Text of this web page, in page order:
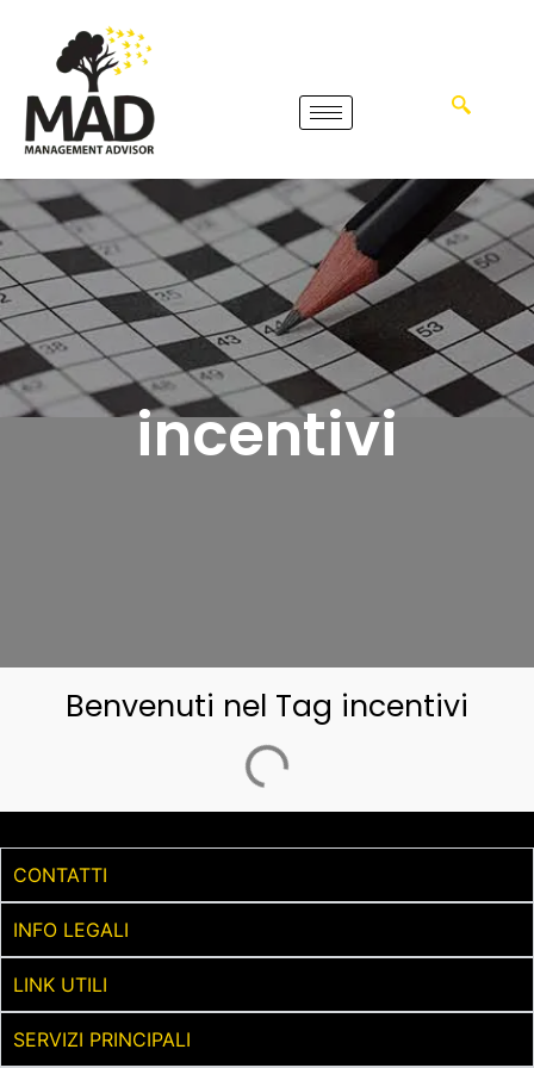
incentivi
Benvenuti nel Tag incentivi
CONTATTI
INFO LEGALI
LINK UTILI
SERVIZI PRINCIPALI